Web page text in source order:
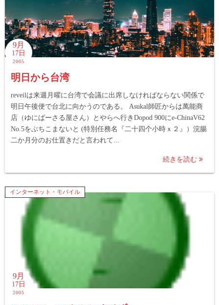
9月
17日
2005
明日から台湾
reveilは来週月曜に台湾で会議に出席しなければならない関係で
明日午後便で台北に向かうのである。 Asukal師匠からは萬能商
店（ゆにばーさる屋さん）とやらへ行きDopod 900にe-ChinaV62
No.5をぶちこまないと (特別任務名『二十四个小時ｘ２』）浣腸
二か月分のお仕置きだと言われて...
続きを読む
インターネット・モバイル
9月
17日
2005